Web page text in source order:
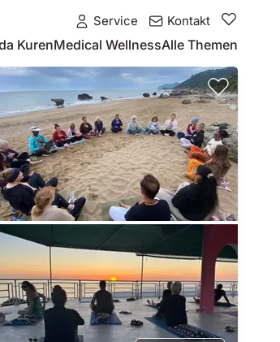
Service Kontakt
KurenMedical WellnessAlle Themen